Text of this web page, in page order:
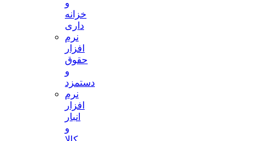
و
خزانه
داری
نرم
افزار
حقوق
و
دستمزد
نرم
افزار
انبار
و